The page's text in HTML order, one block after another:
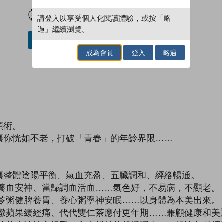
借閱實體書
。
你恍如不老，打破「青春」的年齡界限……
體陰陽平衡、氣血充盈、五臟調和、經絡暢通。
安神、當歸調血活血……氣色好，不易病，不顯老。
健脾養胃、養心粥寧神安眠……以身體為本美出來。
蘋果緩經痛、代代雙仁茶應付更年期……兼顧健康和美
請登入以享受個人化閱讀體驗，或按「略
過」繼續瀏覽。
成為會員 登入 略過